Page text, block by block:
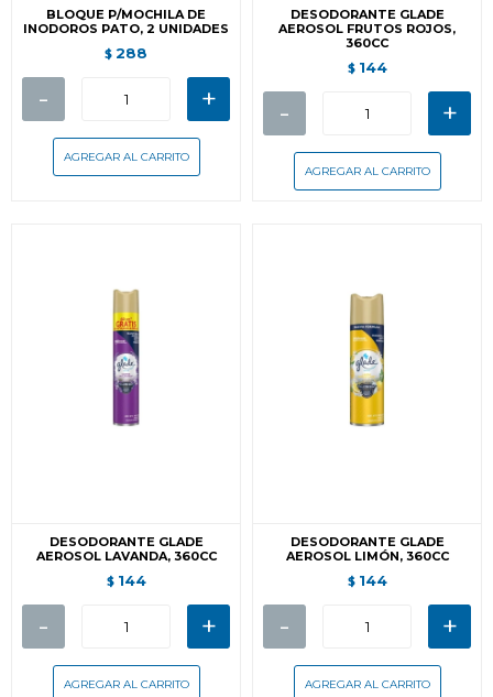
BLOQUE P/MOCHILA DE
INODOROS PATO, 2 UNIDADES
$ 288
- +
DESODORANTE GLADE
AEROSOL FRUTOS ROJOS,
360CC
$ 144
- +
DESODORANTE GLADE
AEROSOL LAVANDA, 360CC
$ 144
- +
DESODORANTE GLADE
AEROSOL LIMÓN, 360CC
$ 144
- +